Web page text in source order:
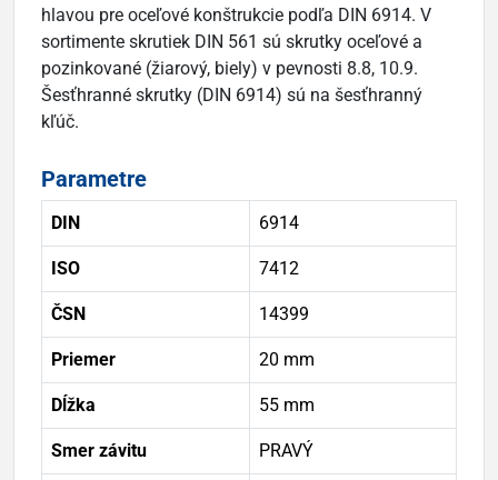
hlavou pre oceľové konštrukcie podľa DIN 6914. V
sortimente skrutiek DIN 561 sú skrutky oceľové a
pozinkované (žiarový, biely) v pevnosti 8.8, 10.9.
Šesťhranné skrutky (DIN 6914) sú na šesťhranný
kľúč.
Parametre
DIN 6914
ISO 7412
ČSN 14399
Priemer 20 mm
Dĺžka 55 mm
Smer závitu PRAVÝ